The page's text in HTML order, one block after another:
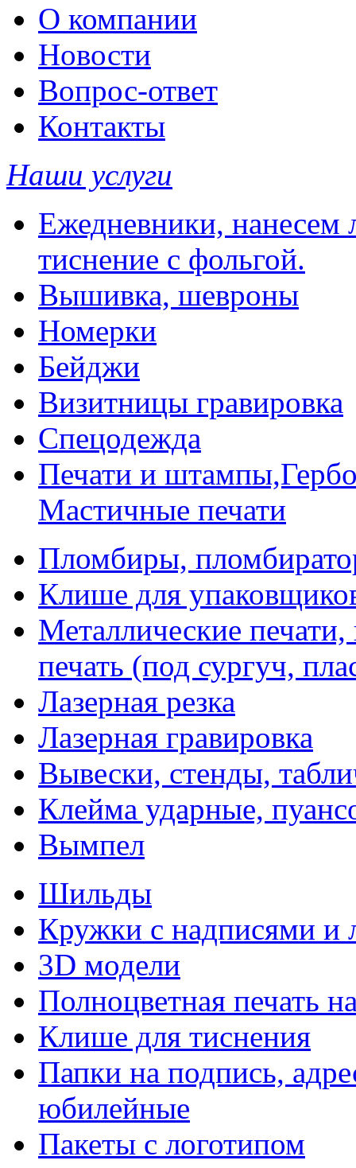
О компании
Новости
Вопрос-ответ
Контакты
Наши услуги
Ежедневники, нанесем
тиснение с фольгой.
Вышивка, шевроны
Номерки
Бейджи
Визитницы гравировка
Спецодежда
Печати и
Мастичные печати
Пломбиры,
Клише для
Металлические
печать (под сургуч,
Лазерная резка
Лазерная гравировка
Вывески, стенды,
Клейма ударные,
Вымпел
Шильды
Кружки с надписями и
3D модели
Полноцветная печать
Клише для тиснения
Папки на подпись,
юбилейные
Пакеты с логотипом